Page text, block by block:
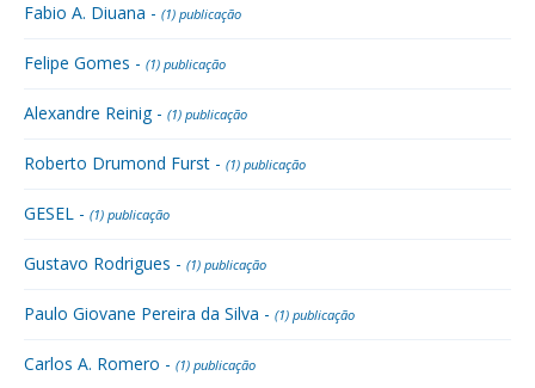
Fabio A. Diuana - (1) publicação
Felipe Gomes - (1) publicação
Alexandre Reinig - (1) publicação
Roberto Drumond Furst - (1) publicação
GESEL - (1) publicação
Gustavo Rodrigues - (1) publicação
Paulo Giovane Pereira da Silva - (1) publicação
Carlos A. Romero - (1) publicação